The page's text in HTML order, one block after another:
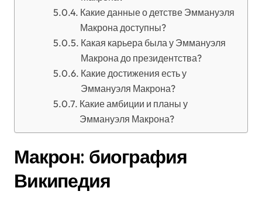
Какие данные о детстве Эммануэля
Макрона доступны?
Какая карьера была у Эммануэля
Макрона до президентства?
Какие достижения есть у
Эммануэля Макрона?
Какие амбиции и планы у
Эммануэля Макрона?
Макрон: биография
Википедия